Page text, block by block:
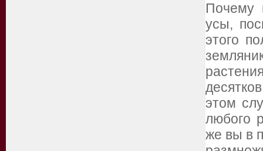
Почему
усы,
этого
этом
любого
же вы в